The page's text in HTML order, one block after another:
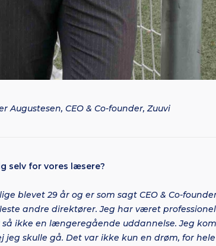
Augustesen, CEO & Co-founder, Zuuvi
selv for vores læsere?
blevet 29 år og er som sagt CEO & Co-
andre direktører. Jeg har været
ikke en længeregående uddannelse. Jeg kom
skulle gå. Det var ikke kun en drøm, for